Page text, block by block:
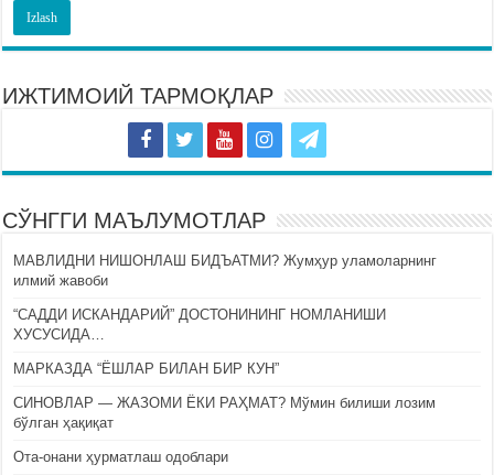
ИЖТИМОИЙ ТАРМОҚЛАР
СЎНГГИ МАЪЛУМОТЛАР
МАВЛИДНИ НИШОНЛАШ БИДЪАТМИ? Жумҳур уламоларнинг
илмий жавоби
“САДДИ ИСКАНДАРИЙ” ДОСТОНИНИНГ НОМЛАНИШИ
ХУСУСИДА…
МАРКАЗДА “ЁШЛАР БИЛАН БИР КУН”
СИНОВЛАР — ЖАЗОМИ ЁКИ РАҲМАТ? Мўмин билиши лозим
бўлган ҳақиқат
Ота-онани ҳурматлаш одоблари